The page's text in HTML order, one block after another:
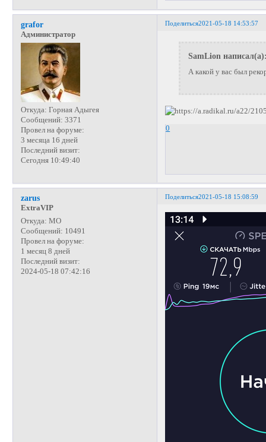
Поделиться2021-05-18 14:53:57
grafor
Администратор
Откуда: Горная Адыгея
Сообщений: 3371
Провел на форуме:
3 месяца 16 дней
Последний визит:
Сегодня 10:49:40
SamLion
А какой у вас был
0
Поделиться2021-05-18 15:08:59
zarus
ExtraVIP
Откуда: МО
Сообщений: 10491
Провел на форуме:
1 месяц 8 дней
Последний визит:
2024-05-18 07:42:16